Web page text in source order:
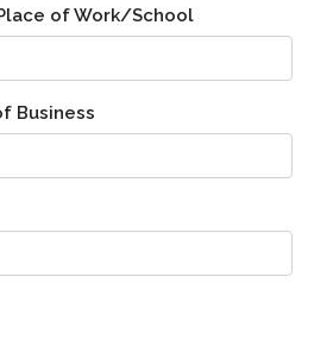
of Work/School
Business